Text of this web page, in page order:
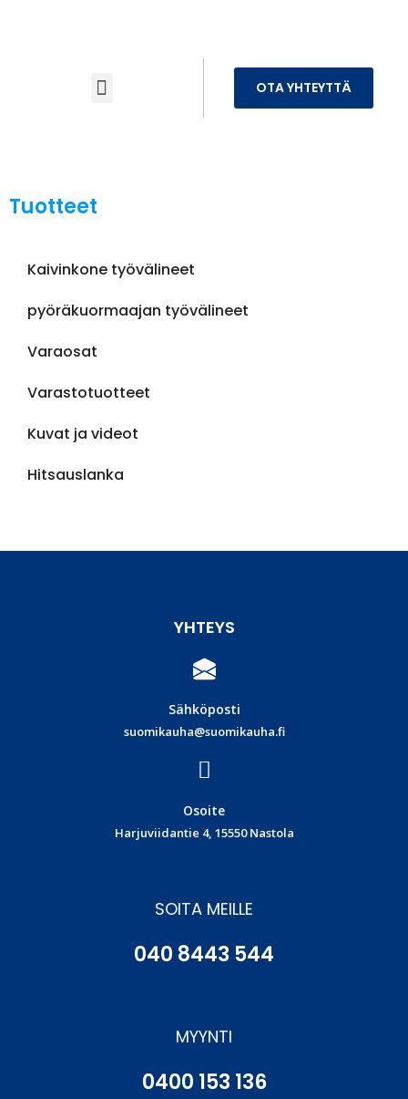
OTA YHTEYTTÄ
Tuotteet
Kaivinkone työvälineet
pyöräkuormaajan työvälineet
Varaosat
Varastotuotteet
Kuvat ja videot
Hitsauslanka
YHTEYS
Sähköposti
suomikauha@suomikauha.fi
Osoite
Harjuviidantie 4, 15550 Nastola
SOITA MEILLE
040 8443 544
MYYNTI
0400 153 136